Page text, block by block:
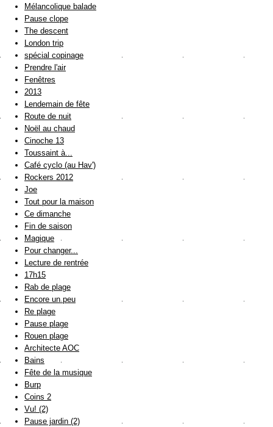
Mélancolique balade
Pause clope
The descent
London trip
spécial copinage
Prendre l'air
Fenêtres
2013
Lendemain de fête
Route de nuit
Noël au chaud
Cinoche 13
Toussaint à...
Café cyclo (au Hav')
Rockers 2012
Joe
Tout pour la maison
Ce dimanche
Fin de saison
Magique
Pour changer...
Lecture de rentrée
17h15
Rab de plage
Encore un peu
Re plage
Pause plage
Rouen plage
Architecte AOC
Bains
Fête de la musique
Burp
Coins 2
Vu! (2)
Pause jardin (2)